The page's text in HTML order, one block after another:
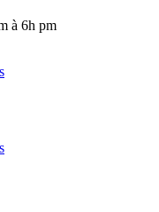
à 6h pm